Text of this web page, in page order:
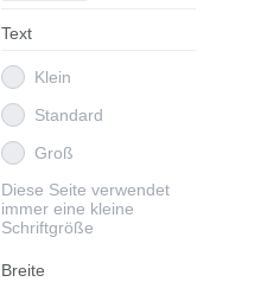
Text
Klein
Standard
Groß
Diese Seite verwendet
immer eine kleine
Schriftgröße
Breite